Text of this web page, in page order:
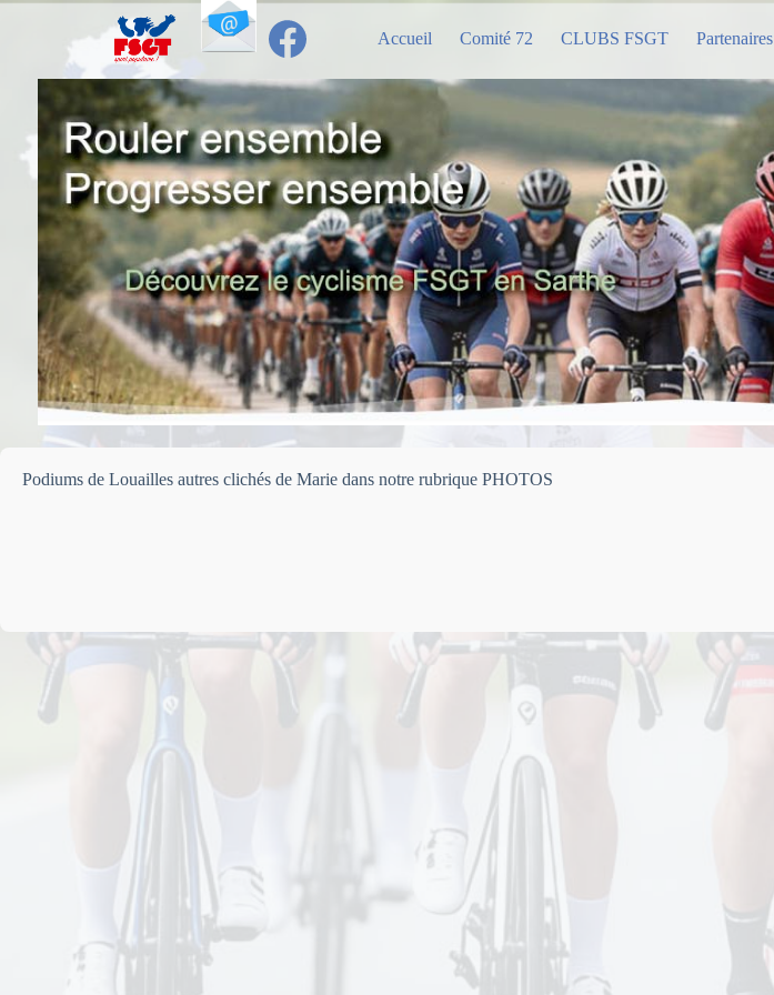
Passer
Accueil Comité 72 CLUBS FSGT Partenaires
Podiums de Louailles autres clichés de Marie dans notre rubrique PHOTOS